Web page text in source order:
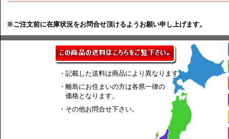
※ご注文前に在庫状況をお問合せ頂けるようお願い申し上げます。
・記載した送料は商品により異なります。
・離島にお住まいの方は各県一律の
価格となります。
・その他お問合せ下さい。